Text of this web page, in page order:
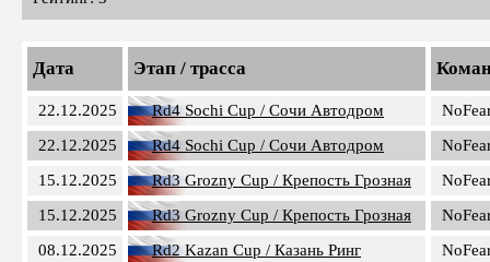
Дата Этап / трасса
22.12.2025 Rd4 Sochi Cup / Сочи Автодром
22.12.2025
Rd4 Sochi Cup / Сочи Автодром
15.12.2025
Rd3 Grozny Cup / Крепость Грозная
15.12.2025
Rd3 Grozny Cup / Крепость Грозная
08.12.2025
Rd2 Kazan Cup / Казань Ринг